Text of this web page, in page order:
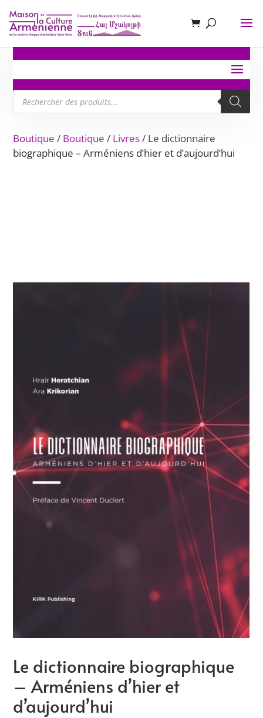
Recherche
de
produits
Boutique / Boutique / Livres/ Le dictionnaire
biographique – Arméniens d’hier et d’aujourd’hui
Le dictionnaire biographique
– Arméniens d’hier et
d’aujourd’hui